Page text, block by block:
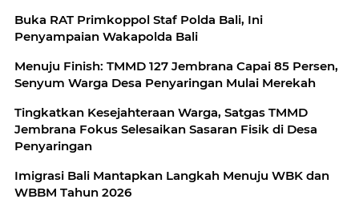
Buka RAT Primkoppol Staf Polda Bali, Ini
Penyampaian Wakapolda Bali
Menuju Finish: TMMD 127 Jembrana Capai 85 Persen,
Senyum Warga Desa Penyaringan Mulai Merekah
Tingkatkan Kesejahteraan Warga, Satgas TMMD
Jembrana Fokus Selesaikan Sasaran Fisik di Desa
Penyaringan
Imigrasi Bali Mantapkan Langkah Menuju WBK dan
WBBM Tahun 2026